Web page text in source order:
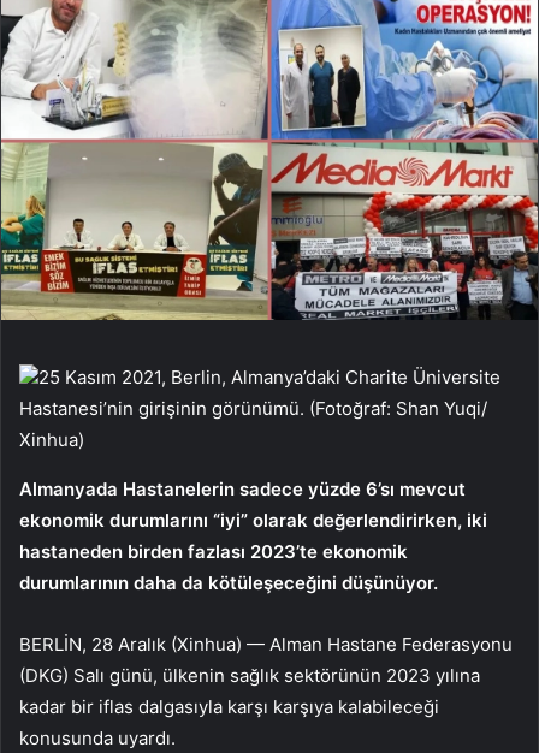
25 Kasım 2021, Berlin, Almanya’daki Charite Üniversite
Hastanesi’nin girişinin görünümü. (Fotoğraf: Shan Yuqi/
Xinhua)
Almanyada Hastanelerin sadece yüzde 6’sı mevcut
ekonomik durumlarını “iyi” olarak değerlendirirken, iki
hastaneden birden fazlası 2023’te ekonomik
durumlarının daha da kötüleşeceğini düşünüyor.
BERLİN, 28 Aralık (Xinhua) — Alman Hastane Federasyonu
(DKG) Salı günü, ülkenin sağlık sektörünün 2023 yılına
kadar bir iflas dalgasıyla karşı karşıya kalabileceği
konusunda uyardı.